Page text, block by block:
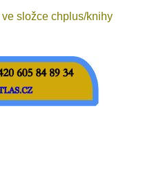
složce chplus/knihy